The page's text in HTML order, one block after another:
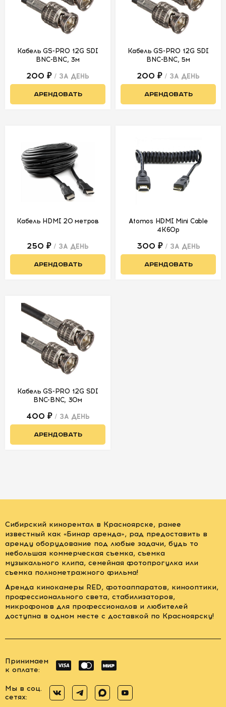
ДОСТАВКА
-50%
УСЛОВИЯ
НАС
Кабель GS-PRO 12G SDI
BNC-BNC, 3м
200 ₽ / ЗА ДЕНЬ
АРЕНДОВАТЬ
Кабель GS-PRO 12G SDI
BNC-BNC, 5м
200 ₽ / ЗА ДЕНЬ
АРЕНДОВАТЬ
Кабель HDMI 20 метров
250 ₽ / ЗА ДЕНЬ
АРЕНДОВАТЬ
Atomos HDMI Mini Cable
4K60p
300 ₽ / ЗА ДЕНЬ
АРЕНДОВАТЬ
Кабель GS-PRO 12G SDI
BNC-BNC, 30м
400 ₽ / ЗА ДЕНЬ
АРЕНДОВАТЬ
Сибирский кинорентал в Красноярске, ранее
известный как «Бинар аренда», рад предоставить в
аренду оборудование под любые задачи, будь то
небольшая коммерческая съемка, съемка
музыкального клипа, семейная фотопрогулка или
съемка полнометражного фильма!
Аренда кинокамеры RED, фотоаппаратов, кинооптики,
профессионального света, стабилизаторов,
микрофонов для профессионалов и любителей
доступна в одном месте с доставкой по Красноярску!
Принимаем
к оплате:
Мы в соц.
сетях: